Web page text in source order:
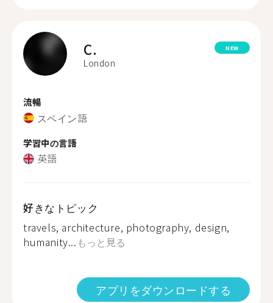
C.
London
NEW
流暢
スペイン語
学習中の言語
英語
好きなトピック
travels, architecture, photography, design,
humanity... もっと見る
アプリをダウンロードする